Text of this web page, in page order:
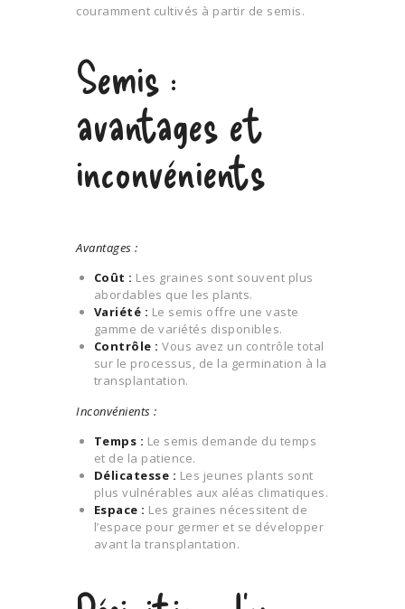
couramment cultivés à partir de semis.
Semis :
avantages et
inconvénients
Avantages :
Coût : Les graines sont souvent plus
abordables que les plants.
Variété : Le semis offre une vaste
gamme de variétés disponibles.
Contrôle : Vous avez un contrôle total
sur le processus, de la germination à la
transplantation.
Inconvénients :
Temps : Le semis demande du temps
et de la patience.
Délicatesse : Les jeunes plants sont
plus vulnérables aux aléas climatiques.
Espace : Les graines nécessitent de
l’espace pour germer et se développer
avant la transplantation.